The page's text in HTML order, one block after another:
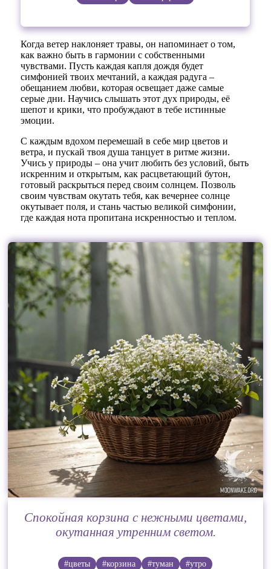
Когда ветер наклоняет травы, он напоминает о том,
как важно быть в гармонии с собственными
чувствами. Пусть каждая капля дождя будет
симфонией твоих мечтаний, а каждая радуга –
обещанием любви, которая освещает даже самые
серые дни. Научись слышать этот дух природы, её
шепот и крики, что пробуждают в тебе истинные
эмоции.
С каждым вдохом перемешай в себе мир цветов и
ветра, и пускай твоя душа танцует в ритме жизни.
Учись у природы – она учит любить без условий, быть
искренним и открытым, как расцветающий бутон,
готовый раскрыться перед своим солнцем. Позволь
своим чувствам окутать тебя, как вечернее солнце
окутывает поля, и стань частью великой симфонии,
где каждая нота пропитана искренностью и теплом.
Спокойная корзина с нежными цветами,
окутанная утренним светом.
#цветы #корзина #туман
#утро